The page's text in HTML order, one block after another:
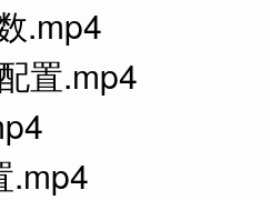
.mp4
置.mp4
.mp4